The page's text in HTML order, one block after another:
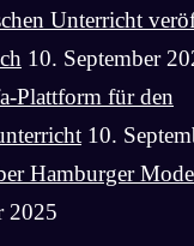
Unterricht
10. September
Plattform für den
10.
Hamburger
2025